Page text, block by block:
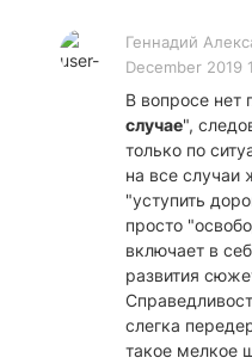
Геннадий
December 2019
В вопросе нет
случае",
только по
на все случаи
"уступить
просто
включает в
развития
слегка
такое мелкое